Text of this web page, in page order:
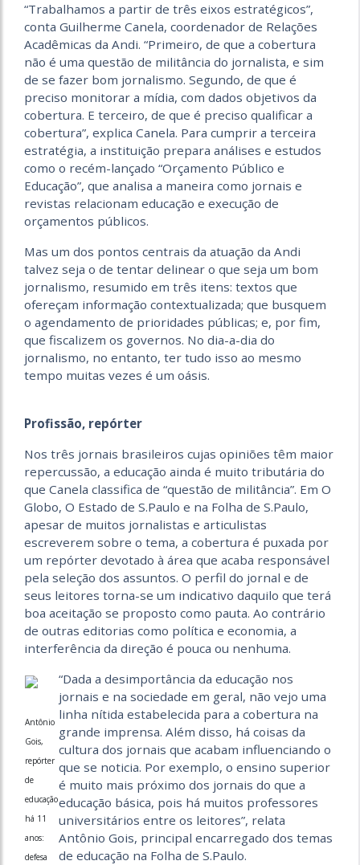
“Trabalhamos a partir de três eixos estratégicos”,
conta Guilherme Canela, coordenador de Relações
Acadêmicas da Andi. “Primeiro, de que a cobertura
não é uma questão de militância do jornalista, e sim
de se fazer bom jornalismo. Segundo, de que é
preciso monitorar a mídia, com dados objetivos da
cobertura. E terceiro, de que é preciso qualificar a
cobertura”, explica Canela. Para cumprir a terceira
estratégia, a instituição prepara análises e estudos
como o recém-lançado “Orçamento Público e
Educação”, que analisa a maneira como jornais e
revistas relacionam educação e execução de
orçamentos públicos.
Mas um dos pontos centrais da atuação da Andi
talvez seja o de tentar delinear o que seja um bom
jornalismo, resumido em três itens: textos que
ofereçam informação contextualizada; que busquem
o agendamento de prioridades públicas; e, por fim,
que fiscalizem os governos. No dia-a-dia do
jornalismo, no entanto, ter tudo isso ao mesmo
tempo muitas vezes é um oásis.
Profissão, repórter
Nos três jornais brasileiros cujas opiniões têm maior
repercussão, a educação ainda é muito tributária do
que Canela classifica de “questão de militância”. Em O
Globo, O Estado de S.Paulo e na Folha de S.Paulo,
apesar de muitos jornalistas e articulistas
escreverem sobre o tema, a cobertura é puxada por
um repórter devotado à área que acaba responsável
pela seleção dos assuntos. O perfil do jornal e de
seus leitores torna-se um indicativo daquilo que terá
boa aceitação se proposto como pauta. Ao contrário
de outras editorias como política e economia, a
interferência da direção é pouca ou nenhuma.
Antônio
Gois,
repórter
de
educação
há 11
anos:
defesa
“Dada a desimportância da educação nos
jornais e na sociedade em geral, não vejo uma
linha nítida estabelecida para a cobertura na
grande imprensa. Além disso, há coisas da
cultura dos jornais que acabam influenciando o
que se noticia. Por exemplo, o ensino superior
é muito mais próximo dos jornais do que a
educação básica, pois há muitos professores
universitários entre os leitores”, relata
Antônio Gois, principal encarregado dos temas
de educação na Folha de S.Paulo.